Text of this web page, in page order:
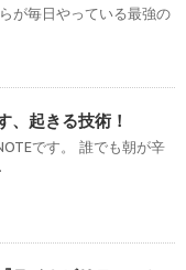
が毎日やっている最強の
、起きる技術！
です。 誰でも朝が辛